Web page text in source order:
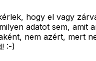
hogy el vagy
adatot sem,
nem azért, mert
:-)